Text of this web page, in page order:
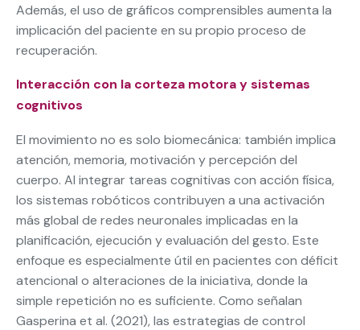
Además, el uso de gráficos comprensibles aumenta la
implicación del paciente en su propio proceso de
recuperación.
Interacción con la corteza motora y sistemas
cognitivos
El movimiento no es solo biomecánica: también implica
atención, memoria, motivación y percepción del
cuerpo. Al integrar tareas cognitivas con acción física,
los sistemas robóticos contribuyen a una activación
más global de redes neuronales implicadas en la
planificación, ejecución y evaluación del gesto. Este
enfoque es especialmente útil en pacientes con déficit
atencional o alteraciones de la iniciativa, donde la
simple repetición no es suficiente. Como señalan
Gasperina et al. (2021), las estrategias de control